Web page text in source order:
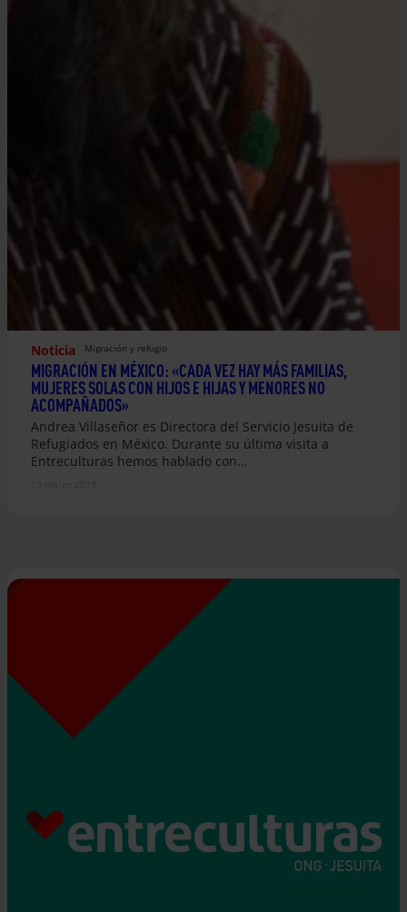
Noticia Migración y refugio
MIGRACIÓN EN MÉXICO: «CADA VEZ HAY MÁS FAMILIAS,
MUJERES SOLAS CON HIJOS E HIJAS Y MENORES NO
ACOMPAÑADOS»
Andrea Villaseñor es Directora del Servicio Jesuita de
Refugiados en México. Durante su última visita a
Entreculturas hemos hablado con…